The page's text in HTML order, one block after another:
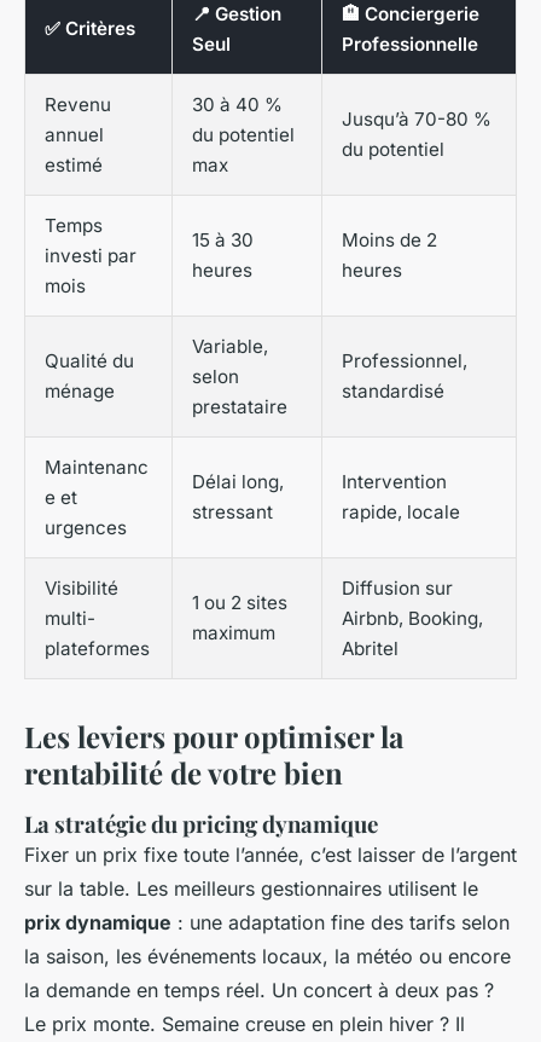
✅ Critères
📍 Gestion
Seul
🏨 Conciergerie
Professionnelle
Revenu
annuel
estimé
30 à 40 %
du potentiel
max
Jusqu’à 70-80 %
du potentiel
Temps
investi par
mois
15 à 30
heures
Moins de 2
heures
Qualité du
ménage
Variable,
selon
prestataire
Professionnel,
standardisé
Maintenanc
e et
urgences
Délai long,
stressant
Intervention
rapide, locale
Visibilité
multi-
plateformes
1 ou 2 sites
maximum
Diffusion sur
Airbnb, Booking,
Abritel
Les leviers pour optimiser la
rentabilité de votre bien
La stratégie du pricing dynamique
Fixer un prix fixe toute l’année, c’est laisser de l’argent
sur la table. Les meilleurs gestionnaires utilisent le
prix dynamique : une adaptation fine des tarifs selon
la saison, les événements locaux, la météo ou encore
la demande en temps réel. Un concert à deux pas ?
Le prix monte. Semaine creuse en plein hiver ? Il